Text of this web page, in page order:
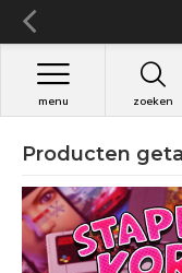
zoeken
menu
Producten